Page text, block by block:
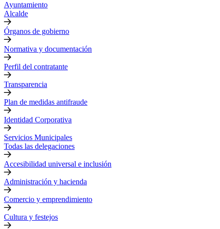
Ayuntamiento
Alcalde
Órganos de gobierno
Normativa y documentación
Perfil del contratante
Transparencia
Plan de medidas antifraude
Identidad Corporativa
Servicios Municipales
Todas las delegaciones
Accesibilidad universal e inclusión
Administración y hacienda
Comercio y emprendimiento
Cultura y festejos